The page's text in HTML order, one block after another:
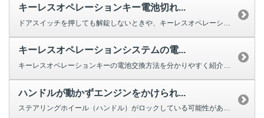
キーレスオペレーションキー電池切れ...
キーレスオペレーションシステムの電...
キーレスオペレーションキーの電池交換方法を分かりやすく紹介する動画をご用意...
ハンドルが動かずエンジンをかけられ...
ステアリングホイール（ハンドル）がロックしている可能性があります。 ほと...